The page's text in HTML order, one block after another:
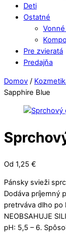
Deti
Ostatné
Pre zvieratá
Predajňa
Close
Menu
Close
Cart
Domov /
Sapphire Blue
Od 1,25 €
Pánsky svieži
Dodáva príjemný
pretrváva dlho po
NEOBSAHUJE
pH: 5,5 – 6.